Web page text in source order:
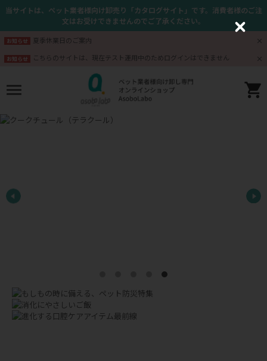
当サイトは、ペット業者様向け卸売り「カタログサイト」です。消費者様のご注
文はお受けできませんのでご了承ください。
お知らせ 夏季休業日のご案内
お知らせ こちらのサイトは、現在テスト運用中のためログインはできません
C